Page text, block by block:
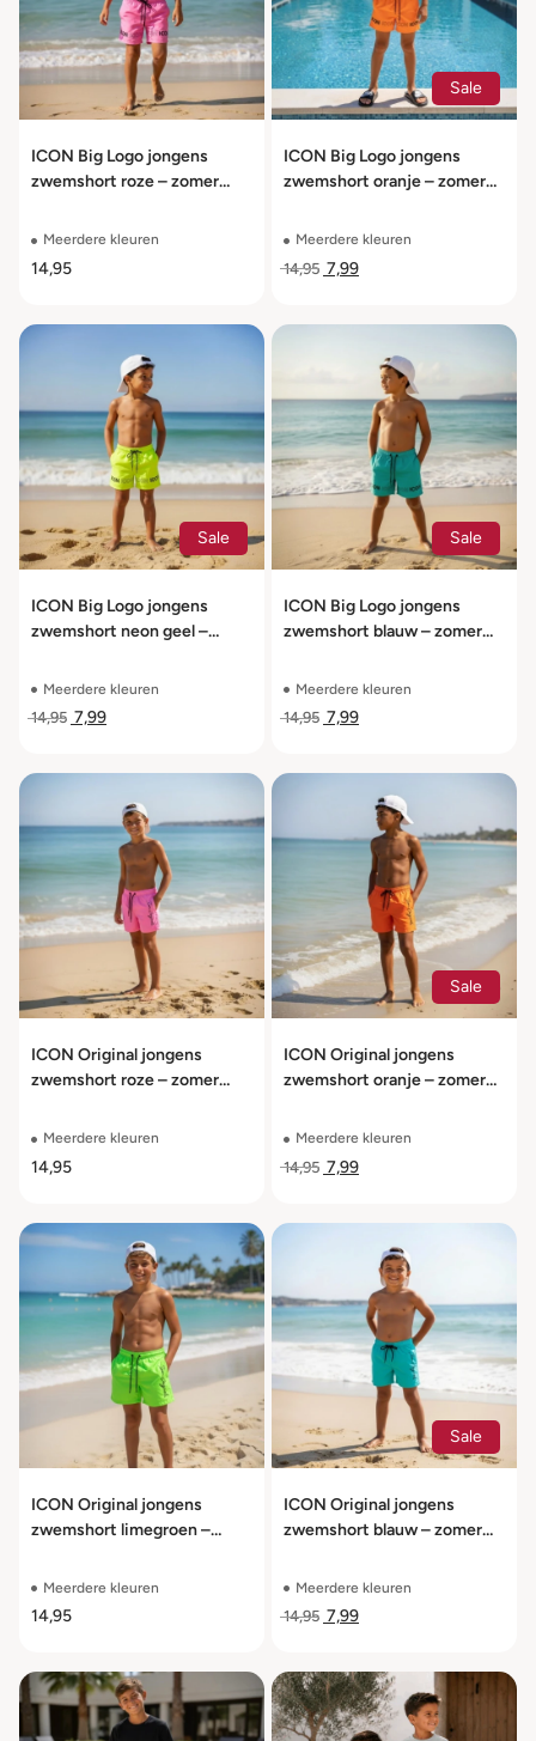
ICON Big Logo jongens
zwemshort roze – zomer
164
Meerdere kleuren
14,95
Sale
ICON Big Logo jongens
zwemshort oranje – zomer
164
Meerdere kleuren
14,95 7,99
Sale
ICON Big Logo jongens
zwemshort neon geel –
t/m 164
Meerdere kleuren
14,95 7,99
Sale
ICON Big Logo jongens
zwemshort blauw – zomer
164
Meerdere kleuren
14,95 7,99
ICON Original jongens
zwemshort roze – zomer
164
Meerdere kleuren
14,95
Sale
ICON Original jongens
zwemshort oranje – zomer
164
Meerdere kleuren
14,95 7,99
ICON Original jongens
zwemshort limegroen –
t/m 164
Meerdere kleuren
14,95
Sale
ICON Original jongens
zwemshort blauw – zomer
164
Meerdere kleuren
14,95 7,99